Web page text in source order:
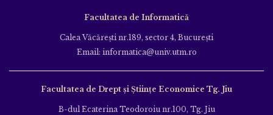
Facultatea de Informatică
Calea Văcăreşti nr.189, sector 4, Bucureşti
Email: informatica@univ.utm.ro
Facultatea de Drept și Științe Economice Tg. Jiu
B-dul Ecaterina Teodoroiu nr.100, Tg. Jiu